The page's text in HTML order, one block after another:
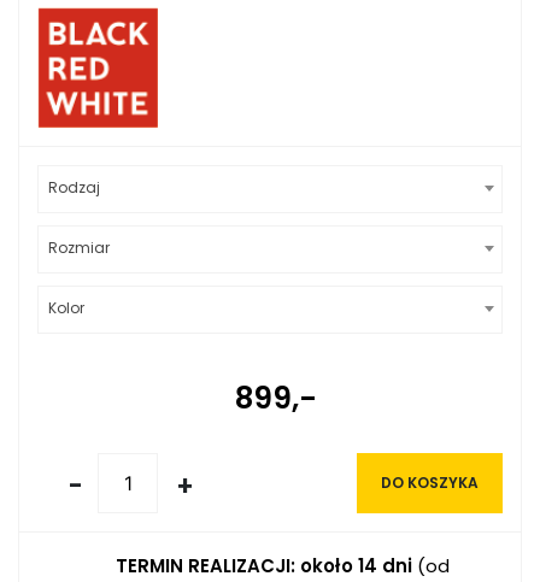
Rodzaj
Rozmiar
Kolor
899,-
- + DO KOSZYKA
TERMIN REALIZACJI: około 14 dni (od